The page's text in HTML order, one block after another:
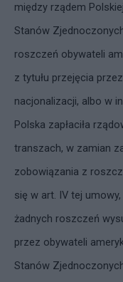
między rządem
Stanów
roszczeń obywateli
z tytułu przejęcia
nacjonalizacji, albo w
Polska zapłaciła
transzach, w zamian
zobowiązania z
się w art. IV tej
żadnych roszczeń
przez obywateli
Stanów